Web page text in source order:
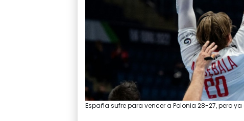
España sufre para vencer a Polonia 28-27, pero